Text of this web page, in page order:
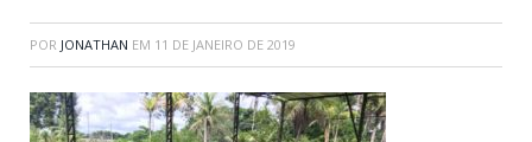
POR JONATHAN EM 11 DE JANEIRO DE 2019